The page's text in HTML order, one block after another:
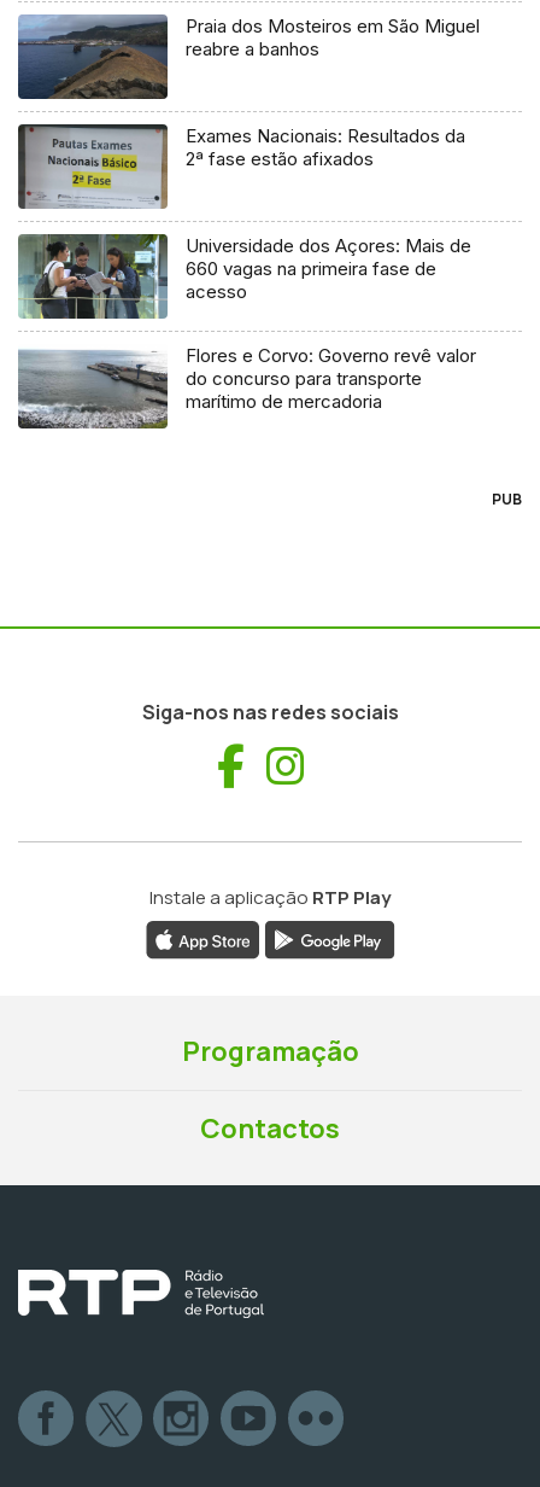
Praia dos Mosteiros em São Miguel
reabre a banhos
Exames Nacionais: Resultados da
2ª fase estão afixados
Universidade dos Açores: Mais de
660 vagas na primeira fase de
acesso
Flores e Corvo: Governo revê valor
do concurso para transporte
marítimo de mercadoria
PUB
Siga-nos nas redes sociais
Facebook
Instale a aplicação RTP Play
Programação
Contactos